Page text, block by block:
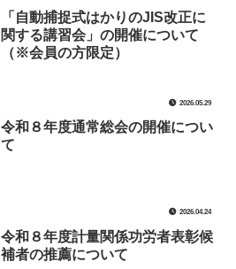
「自動捕捉式はかりのJIS改正に
関する講習会」の開催について
（※会員の方限定）
2026.05.29
令和８年度通常総会の開催につい
て
2026.04.24
令和８年度計量関係功労者表彰候
補者の推薦について